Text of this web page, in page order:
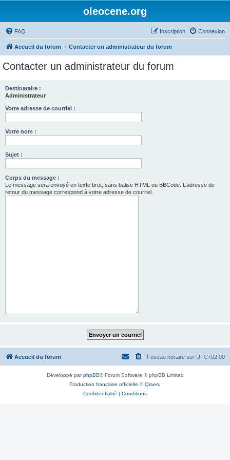
oleocene.org
FAQ Connexion
Inscription
Accueil du forum Contacter un administrateur du forum
Contacter un administrateur du forum
Destinataire :
Administrateur
Votre adresse de courriel :
Votre nom :
Sujet :
Corps du message :
Le message sera envoyé en texte brut, sans balise HTML ou BBCode. L’adresse de
retour du message correspond à votre adresse de courriel.
Accueil du forum Fuseau horaire sur UTC+02:00
Développé parphpBB® Forum Software © phpBB Limited
Traduction française officielle ©Qiaeru
Confidentialité | Conditions